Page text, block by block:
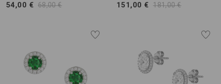
54,00 € 68,00 €
151,00 € 181,00 €